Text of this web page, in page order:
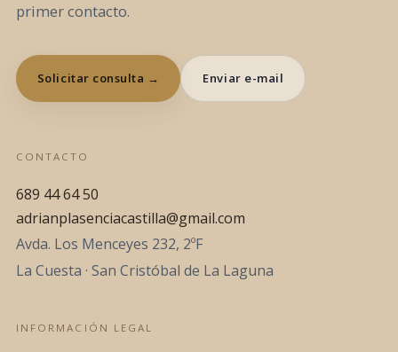
primer contacto.
Solicitar consulta → Enviar e-mail
CONTACTO
689 44 64 50
adrianplasenciacastilla@gmail.com
Avda. Los Menceyes 232, 2ºF
La Cuesta · San Cristóbal de La Laguna
INFORMACIÓN LEGAL